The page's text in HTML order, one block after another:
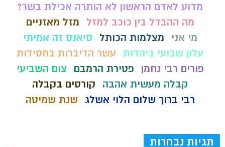
מדוע לאדם הראשון לא הותרה אכילת בשר?
מה ההבדל בין כוכב למזל
מזל מאזניים
מי אני
מצלמות הכותל
סיאנס זה אמיתי
עלון שבועי ביהדות עשר הדיברות בחסידות
פורים רבי נחמן
פטירת הרמבם
צום השביעי
קבלה מעשית אהבה
קורסים בקבלה
רבי ברוך שלום הלוי אשלג
שנת שמיטה
תגיות נבחרות